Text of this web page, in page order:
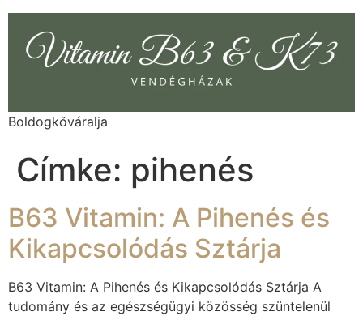
Boldogkőváralja
Címke: pihenés
B63 Vitamin: A Pihenés és
Kikapcsolódás Sztárja
B63 Vitamin: A Pihenés és Kikapcsolódás Sztárja A
tudomány és az egészségügyi közösség szüntelenül